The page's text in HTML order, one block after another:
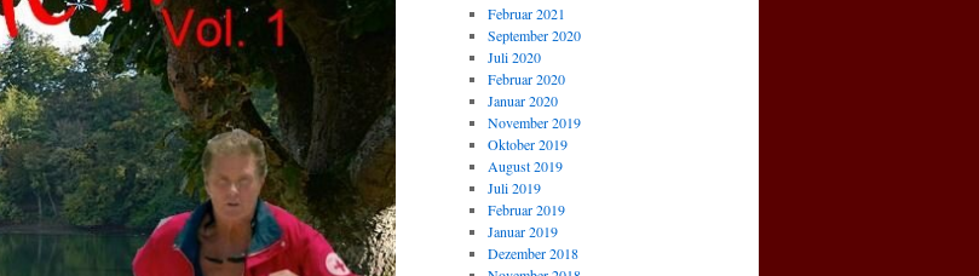
Februar 2021
September 2020
Juli 2020
Februar 2020
Januar 2020
November 2019
Oktober 2019
August 2019
Juli 2019
Februar 2019
Januar 2019
Dezember 2018